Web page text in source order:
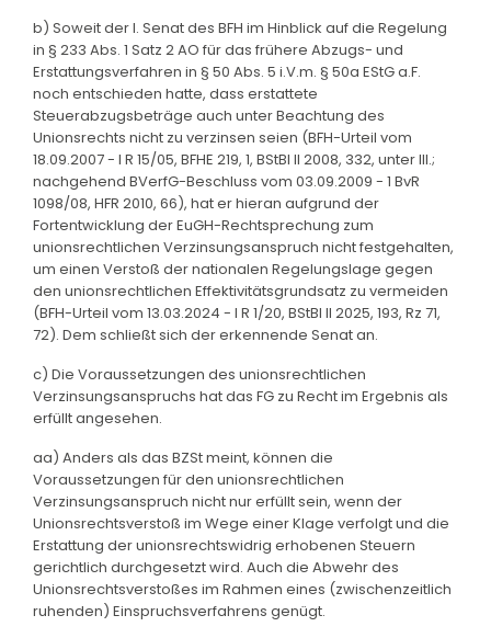
b) Soweit der I. Senat des BFH im Hinblick auf die Regelung
in § 233 Abs. 1 Satz 2 AO für das frühere Abzugs- und
Erstattungsverfahren in § 50 Abs. 5 i.V.m. § 50a EStG a.F.
noch entschieden hatte, dass erstattete
Steuerabzugsbeträge auch unter Beachtung des
Unionsrechts nicht zu verzinsen seien (BFH-Urteil vom
18.09.2007 - I R 15/05, BFHE 219, 1, BStBl II 2008, 332, unter III.;
nachgehend BVerfG-Beschluss vom 03.09.2009 - 1 BvR
1098/08, HFR 2010, 66), hat er hieran aufgrund der
Fortentwicklung der EuGH-Rechtsprechung zum
unionsrechtlichen Verzinsungsanspruch nicht festgehalten,
um einen Verstoß der nationalen Regelungslage gegen
den unionsrechtlichen Effektivitätsgrundsatz zu vermeiden
(BFH-Urteil vom 13.03.2024 - I R 1/20, BStBl II 2025, 193, Rz 71,
72). Dem schließt sich der erkennende Senat an.
c) Die Voraussetzungen des unionsrechtlichen
Verzinsungsanspruchs hat das FG zu Recht im Ergebnis als
erfüllt angesehen.
aa) Anders als das BZSt meint, können die
Voraussetzungen für den unionsrechtlichen
Verzinsungsanspruch nicht nur erfüllt sein, wenn der
Unionsrechtsverstoß im Wege einer Klage verfolgt und die
Erstattung der unionsrechtswidrig erhobenen Steuern
gerichtlich durchgesetzt wird. Auch die Abwehr des
Unionsrechtsverstoßes im Rahmen eines (zwischenzeitlich
ruhenden) Einspruchsverfahrens genügt.